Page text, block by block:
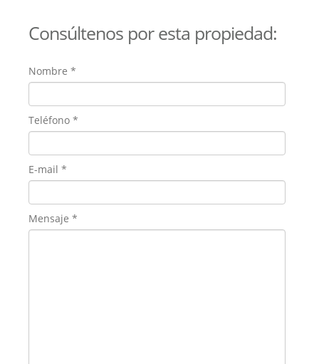
Consúltenos por esta propiedad:
Nombre *
Teléfono *
E-mail *
Mensaje *